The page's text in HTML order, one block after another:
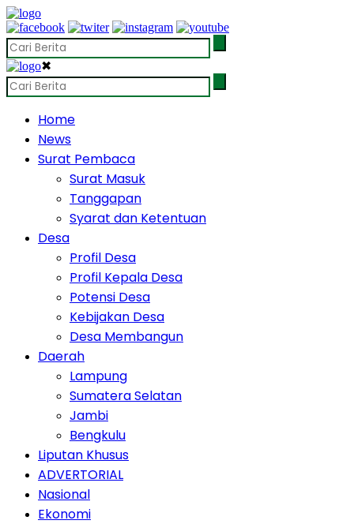
✖
Home
News
Surat Pembaca
Surat Masuk
Tanggapan
Syarat dan Ketentuan
Desa
Profil Desa
Profil Kepala Desa
Potensi Desa
Kebijakan Desa
Desa Membangun
Daerah
Lampung
Sumatera Selatan
Jambi
Bengkulu
Liputan Khusus
ADVERTORIAL
Nasional
Ekonomi